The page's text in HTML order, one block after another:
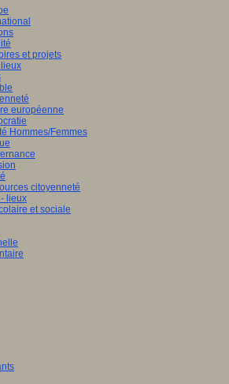
et projets
européenne
Hommes/Femmes
citoyenneté
lieux
et sociale